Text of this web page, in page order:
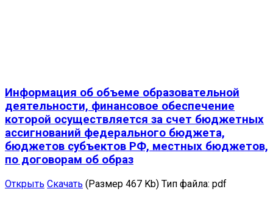
Информация об объеме образовательной
деятельности, финансовое обеспечение
которой осуществляется за счет бюджетных
ассигнований федерального бюджета,
бюджетов субъектов РФ, местных бюджетов,
по договорам об образ
Открыть Скачать (Размер 467 Kb) Тип файла: pdf